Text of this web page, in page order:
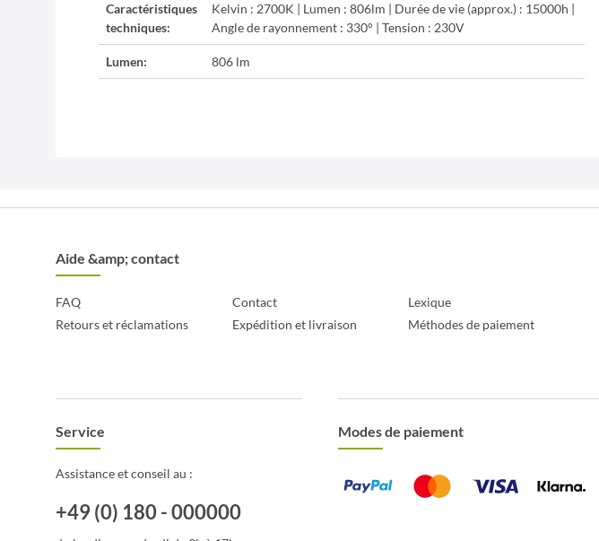
Caractéristiques
techniques:
Kelvin : 2700K | Lumen : 806lm | Durée de vie (approx.) : 15000h |
Angle de rayonnement : 330° | Tension : 230V
Lumen: 806 lm
Service
Assistance et conseil au :
+49 (0) 180 - 000000
Aide &amp; contact
FAQ Contact
Lexique
Retours et réclamations
Expédition et livraison Méthodes de paiement
Modes de paiement